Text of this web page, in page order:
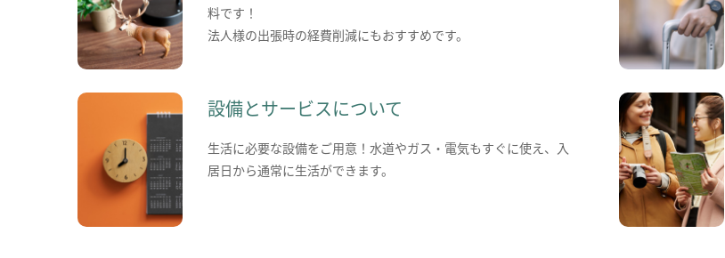
料です！
法人様の出張時の経費削減にもおすすめです。
設備とサービスについて
生活に必要な設備をご用意！水道やガス・電気もすぐに使え、入
居日から通常に生活ができます。